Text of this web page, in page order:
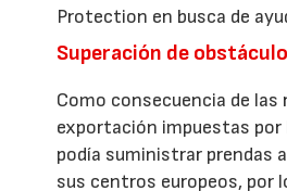
Protection en busca de
Superación de
Como consecuencia de
exportación impuestas por
podía suministrar prendas
sus centros europeos, por